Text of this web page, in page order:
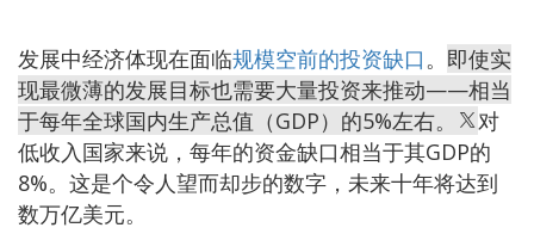
发展中经济体现在面临规模空前的投资缺口 。 即使实
现最微薄的发展目标也需要大量投资来推动——相当
于每年全球国内生产总值（GDP）的5%左右。
对
低收入国家来说，每年的资金缺口相当于其GDP的
8%。这是个令人望而却步的数字，未来十年将达到
数万亿美元。